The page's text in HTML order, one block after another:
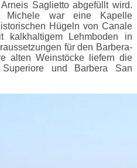
Saglietto abgefüllt wird.
war eine Kapelle
Hügeln von Canale
kalkhaltigem Lehmboden in
für den Barbera-
alten Weinstöcke liefern die
und Barbera San